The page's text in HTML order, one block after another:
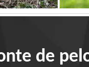
de